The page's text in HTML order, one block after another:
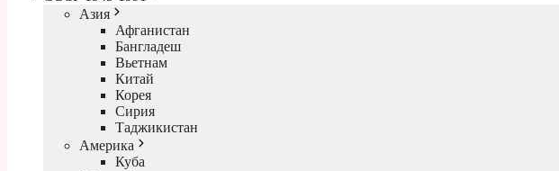
Азия
Афганистан
Бангладеш
Вьетнам
Китай
Корея
Сирия
Таджикистан
Америка
Куба